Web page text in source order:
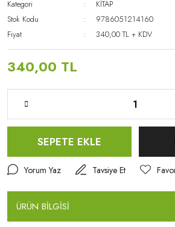
Kategori
KİTAP
Stok Kodu
9786051214160
Fiyat
340,00 TL + KDV
340,00 TL
SEPETE EKLE
Yorum Yaz Tavsiye Et
ÜRÜN BİLGİSİ